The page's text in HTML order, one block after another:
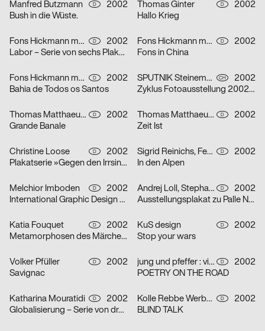
Manfred Butzmann D
2002
Bush in die Wüste.
Thomas Ginter D
2002
Hallo Krieg
Fons Hickmann m23 D
2002
Labor – Serie von sechs Plakaten
Fons Hickmann m23 D
2002
Fons in China
Fons Hickmann m23 D
2002
Bahia de Todos os Santos
SPUTNIK Steinemann & Co. CH
2002
Zyklus Fotoausstellung 2002 in der Luzerner Designgalerie – Serie von drei Plakaten
Thomas Matthaeus Müller D
2002
Grande Banale
Thomas Matthaeus Müller D
2002
Zeit Ist
Christine Loose D
2002
Plakatserie »Gegen den Irrsinn«
Sigrid Reinichs, Fenja Spiess D
2002
In den Alpen
Melchior Imboden D
2002
International Graphic Design Education Forum Beijin, China 2002 – Serie von zwei Plakaten
Andrej Loll, Stephanie Marx D
2002
Ausstellungsplakat zu Palle Nielsen
Katia Fouquet D
2002
Metamorphosen des Märchens
KuS design D
2002
Stop your wars
Volker Pfüller D
2002
Savignac
jung und pfeffer : visuelle Kommunikation D
2002
POETRY ON THE ROAD
Katharina Mouratidi D
2002
Globalisierung – Serie von drei Plakaten
Kolle Rebbe Werbeagentur GmbH D
2002
BLIND TALK